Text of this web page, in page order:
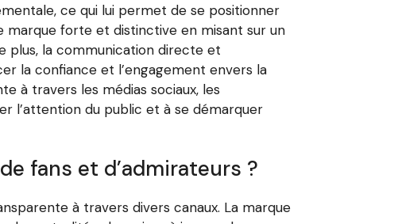
ce qui lui permet de se positionner
marque forte et distinctive en misant sur un
plus, la communication directe et
la confiance et l’engagement envers la
à travers les médias sociaux, les
l’attention du public et à se démarquer
fans et d’admirateurs ?
à travers divers canaux. La marque